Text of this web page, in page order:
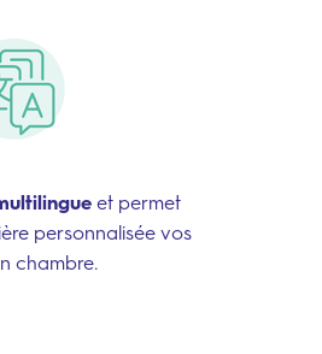
et permet
personnalisée vos
chambre.